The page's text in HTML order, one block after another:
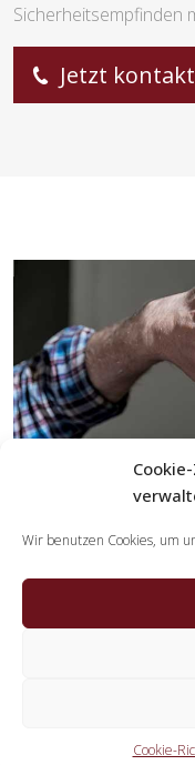
Wir benutzen Cookies, um
Cookie-
Sicherheitsempfinden
Jetzt
Welche Leistungen
Die
die Sie von einem